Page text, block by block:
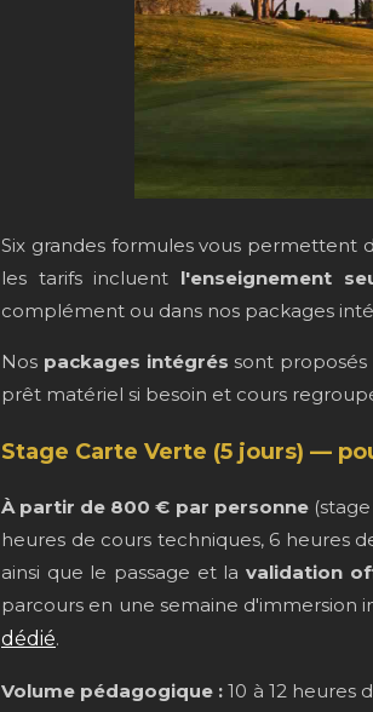
Six grandes formules vous permettent
les tarifs incluent l'enseignement
complément ou dans nos packages
Nos packages intégrés sont proposés
prêt matériel si besoin et cours
Stage Carte Verte (5 jours) —
À partir de 800 € par personne(stage
heures de cours techniques, 6 heures
ainsi que le passage et lavalidation
parcours en une semaine d'immersion
dédié.
Volume pédagogique : 10 à 12 heures